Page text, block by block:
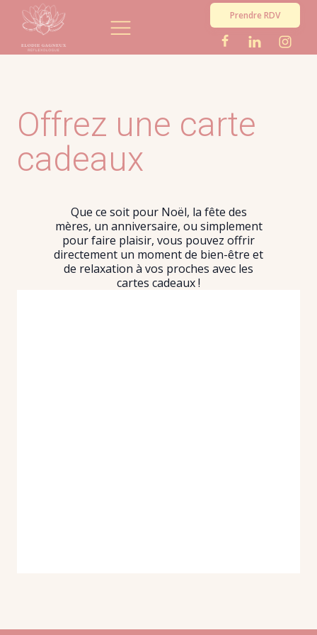
Prendre RDV
Offrez une carte
cadeaux
Que ce soit pour Noël, la fête des
mères, un anniversaire, ou simplement
pour faire plaisir, vous pouvez offrir
directement un moment de bien-être et
de relaxation à vos proches avec les
cartes cadeaux !